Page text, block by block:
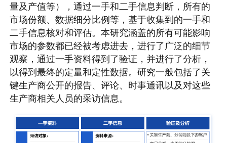
量及产值等），通过一手和二手信息判断，所有的
市场份额、数据细分比例等，基于收集到的一手和
二手信息核对和评估。本研究涵盖的所有可能影响
市场的参数都已经被考虑进去，进行了广泛的细节
观察，通过一手资料得到了验证，并进行了分析，
以得到最终的定量和定性数据。研究一般包括了关
键生产商公开的报告、评论、时事通讯以及对这些
生产商相关人员的采访信息。